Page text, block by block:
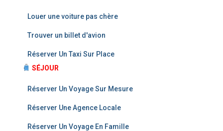
Louer une voiture pas chère
Trouver un billet d'avion
Réserver Un Taxi Sur Place
SÉJOUR
Réserver Un Voyage Sur Mesure
Réserver Une Agence Locale
Réserver Un Voyage En Famille